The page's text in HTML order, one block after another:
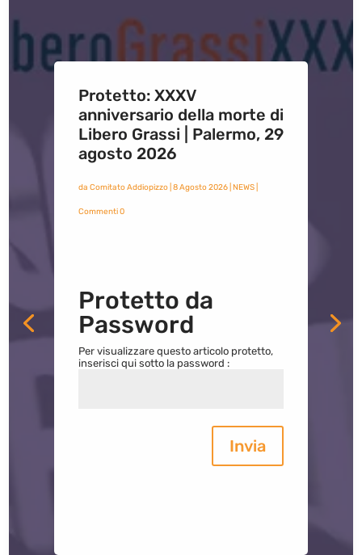
Protetto: XXXV
anniversario della morte di
Libero Grassi | Palermo, 29
agosto 2026
da Comitato Addiopizzo| 8 Agosto 2026| NEWS|
Commenti 0
Protetto da
Password
Per visualizzare questo articolo protetto,
inserisci qui sotto la password :
Invia